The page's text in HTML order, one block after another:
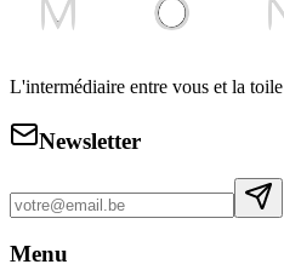
L'intermédiaire entre vous et la toile
Newsletter
Menu